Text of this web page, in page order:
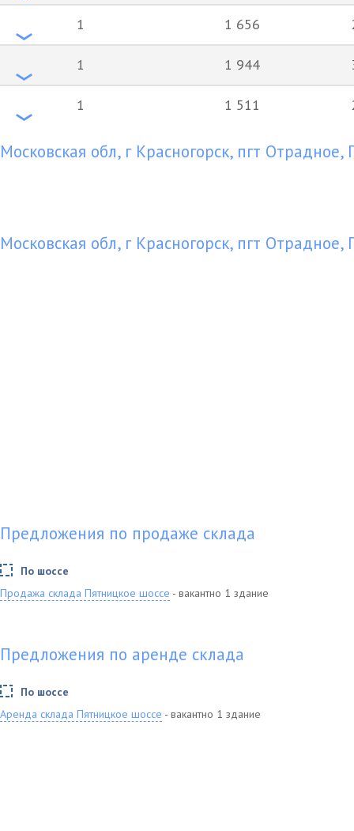
1 1 656
1 1 944
1 1 511
Московская обл, г Красногорск, пгт
Московская обл, г Красногорск, пгт
Предложения по продаже склада
По шоссе
Продажа склада Пятницкое шоссе - вакантно 1 здание
Предложения по аренде склада
По шоссе
Аренда склада Пятницкое шоссе - вакантно 1 здание